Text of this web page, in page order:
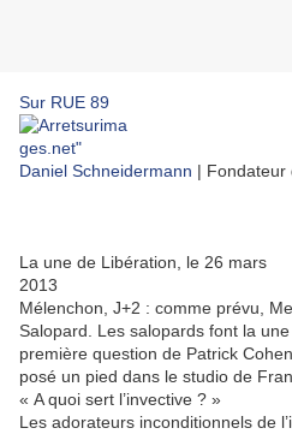
Sur RUE 89
Daniel Schneidermann | Fondateur
La une de Libération, le 26 mars
2013
Mélenchon, J+2 : comme prévu,
Salopard. Les salopards font la
première question de Patrick
posé un pied dans le studio de
« A quoi sert l’invective ? »
Les adorateurs inconditionnels de